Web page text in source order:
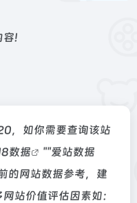
容!
，如你需要查询该站
数据 ""爱站数据
的网站数据参考，建
站价值评估因素如：